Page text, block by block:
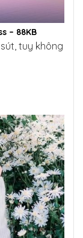
– 88KB
tuy không